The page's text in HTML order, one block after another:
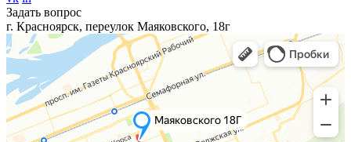
Задать вопрос
г. Красноярск, переулок Маяковского, 18г